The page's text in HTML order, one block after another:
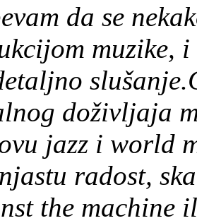
da se
muzike, i
doživljaja
jazz i world
radost,
the machine